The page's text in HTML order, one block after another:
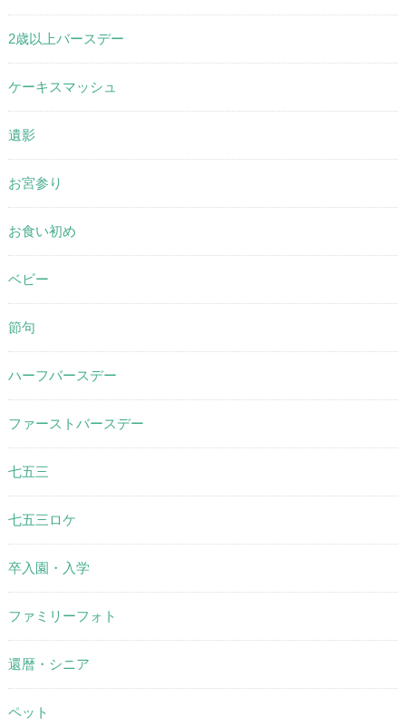
2歳以上バースデー
ケーキスマッシュ
遺影
お宮参り
お食い初め
ベビー
節句
ハーフバースデー
ファーストバースデー
七五三
七五三ロケ
卒入園・入学
ファミリーフォト
還暦・シニア
ペット